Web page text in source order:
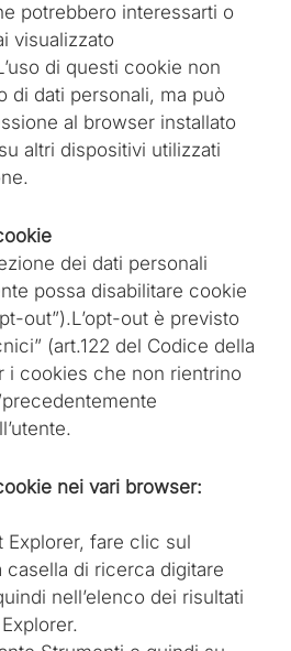
potrebbero interessarti o
visualizzato
di questi cookie non
di dati personali, ma può
al browser installato
altri dispositivi utilizzati
dei dati personali
possa disabilitare cookie
out”).L’opt-out è previsto
(art.122 del Codice della
i cookies che non rientrino
nei vari browser:
Explorer, fare clic sul
casella di ricerca digitare
nell’elenco dei risultati